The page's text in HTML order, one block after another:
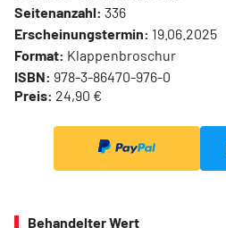
Seitenanzahl: 336
Erscheinungstermin: 19.06.2025
Format: Klappenbroschur
ISBN: 978-3-86470-976-0
Preis: 24,90 €
Behandelter Wert